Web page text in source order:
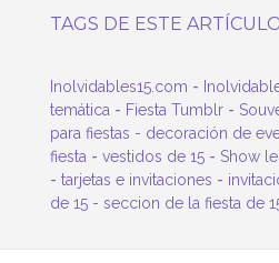
TAGS DE ESTE
Inolvidables15.com -
temática- Fiesta Tumblr-
para fiestas - decoración de
fiesta- vestidos de 15- Show
- tarjetas e invitaciones -
de 15- seccion de la fiesta de